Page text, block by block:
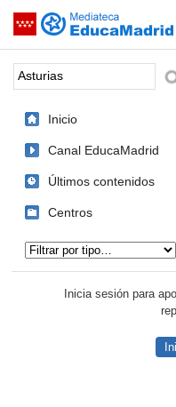
Saltar navegación
Palabra o frase:
Inicio
Canal EducaMadrid
Últimos contenidos
Centros
Inicia sesión para